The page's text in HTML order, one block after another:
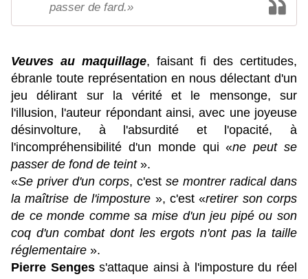
passer de fard.»
Veuves au maquillage, faisant fi des certitudes,
ébranle toute représentation en nous délectant d'un
jeu délirant sur la vérité et le mensonge, sur
l'illusion, l'auteur répondant ainsi, avec une joyeuse
désinvolture, à l'absurdité et l'opacité, à
l'incompréhensibilité d'un monde qui «ne peut se
passer de fond de teint ».
«Se priver d'un corps, c'est se montrer radical dans
la maîtrise de l'imposture », c'est «retirer son corps
de ce monde comme sa mise d'un jeu pipé ou son
coq d'un combat dont les ergots n'ont pas la taille
réglementaire ».
Pierre Sengess'attaque ainsi à l'imposture du réel